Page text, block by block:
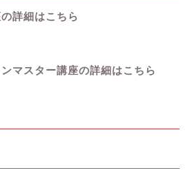
詳細はこちら
マスター講座の詳細はこちら